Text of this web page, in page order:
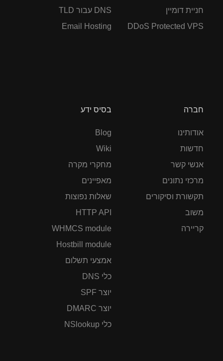
חניית דומיין
DDoS Protected VPS
DNS עבור TLD
Email Hosting
חברה
אודותינו
חדשות
אנשי קשר
מרכזי נתונים
תקשורת וסיקורים
משוב
קריירה
בסיס ידע
Blog
Wiki
מחקרי מקרה
מאפיינים
שאלות נפוצות
HTTP API
WHMCS module
Hostbill module
אמצעי תשלום
כלי DNS
יוצר SPF
יוצר DMARC
כלי NSlookup